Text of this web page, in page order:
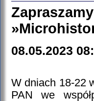
08.05.2023
W dniach 18-22
PAN we